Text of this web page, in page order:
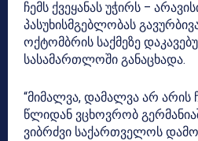
ჩემს ქვეყანას უჭირს –
პასუხისმგებლობას
ოქტომბრის საქმეზე
სასამართლოში განაცხადა.
“მიმალვა, დამალვა არ არის
წლიდან ვცხოვრობ
ვიბრძვი საქართველოს